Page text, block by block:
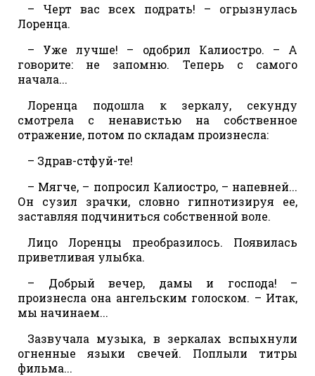
– Черт вас всех подрать! – огрызнулась
Лоренца.
– Уже лучше! – одобрил Калиостро. – А
говорите: не запомню. Теперь с самого
начала...
Лоренца подошла к зеркалу, секунду
смотрела с ненавистью на собственное
отражение, потом по складам произнесла:
– Здрав-стфуй-те!
– Мягче, – попросил Калиостро, – напевней...
Он сузил зрачки, словно гипнотизируя ее,
заставляя подчиниться собственной воле.
Лицо Лоренцы преобразилось. Появилась
приветливая улыбка.
– Добрый вечер, дамы и господа! –
произнесла она ангельским голоском. – Итак,
мы начинаем...
Зазвучала музыка, в зеркалах вспыхнули
огненные языки свечей. Поплыли титры
фильма...